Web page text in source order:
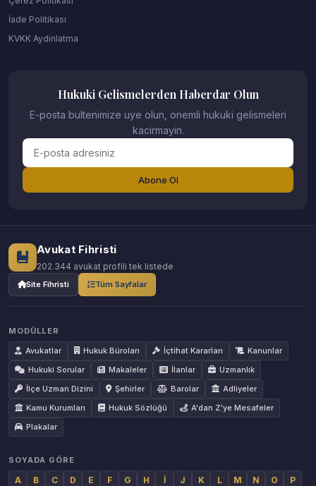
İade Politikası
KVKK Aydinlatma
Hukuki Gelismelerden Haberdar Olun
E-posta bultenimize uye olun, onemli hukuki gelismeleri
kacirmayin.
Abone Ol
Avukat Fihristi
202.344 avukat profili tek listede
Site Fihristi Tüm Sayfalar
MODÜLLER
Avukatlar
Hukuk Büroları İçtihat Kararları
Kanunlar
Hukuki Sorular
Makaleler İlanlar
Uzmanlık
İlçe Uzman Dizini
Şehirler Barolar
Adliyeler
Kamu Kurumları
Hukuk Sözlüğü
A'dan Z'ye Mesafeler
Plakalar
SOYADA GÖRE
A B C D E F G H İ J K L M N O
P